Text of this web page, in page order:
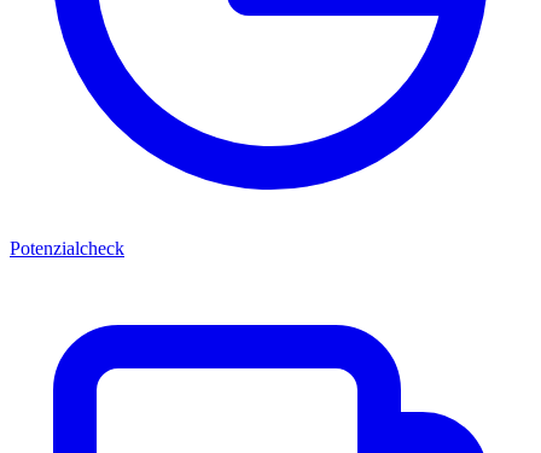
Potenzialcheck